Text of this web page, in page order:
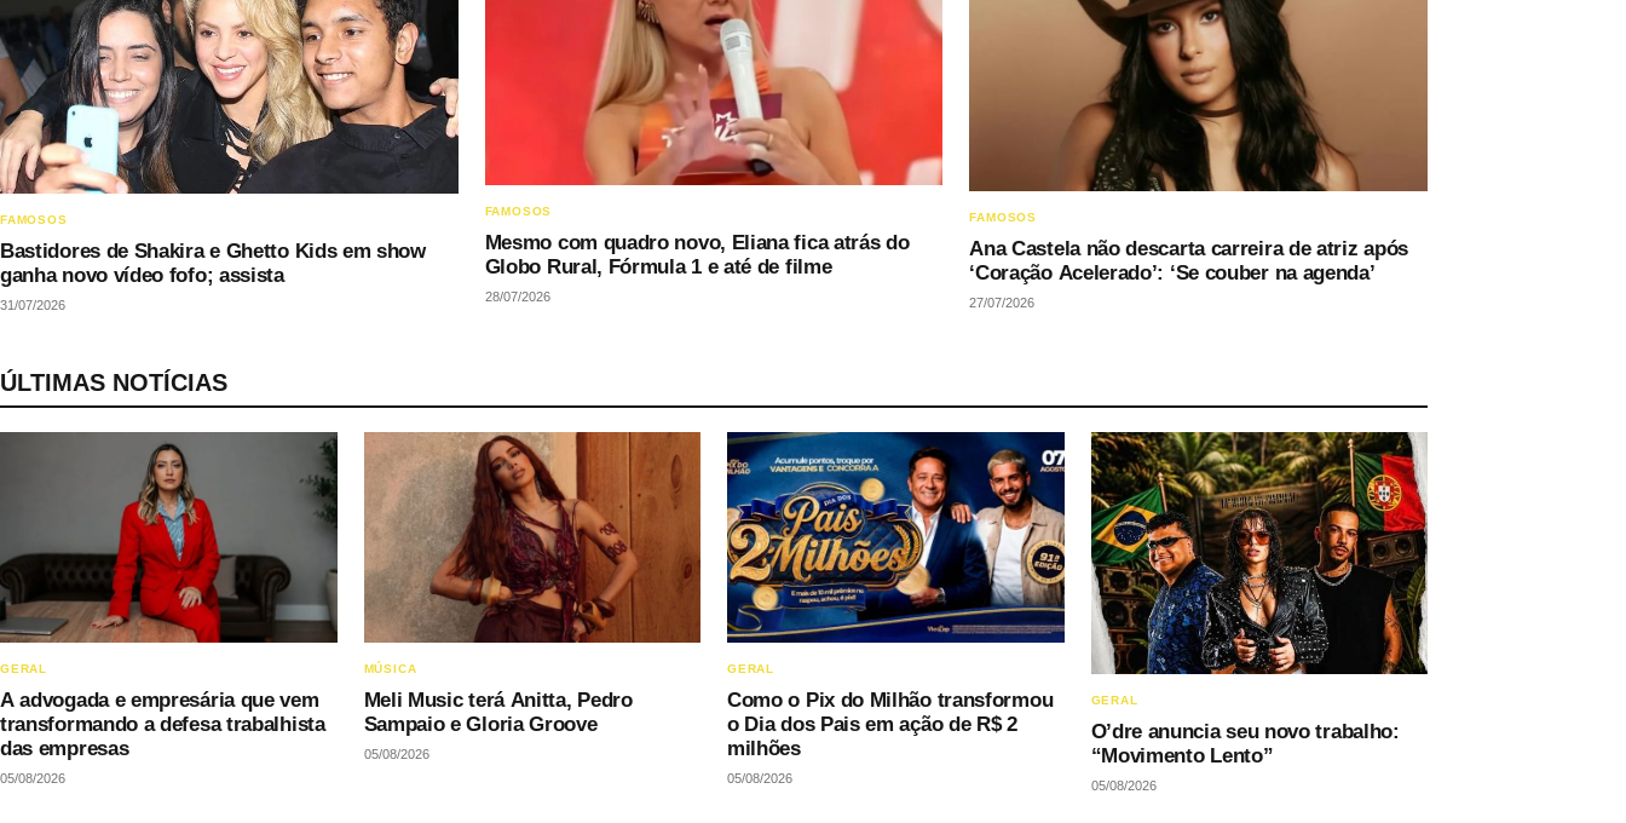
FAMOSOS
Bastidores de Shakira e Ghetto Kids em show
ganha novo vídeo fofo; assista
31/07/2026
FAMOSOS
Mesmo com quadro novo, Eliana fica atrás do
Globo Rural, Fórmula 1 e até de filme
28/07/2026
FAMOSOS
Ana Castela não descarta carreira de atriz após
‘Coração Acelerado’: ‘Se couber na agenda’
27/07/2026
ÚLTIMAS NOTÍCIAS
GERAL
A advogada e empresária que vem
transformando a defesa trabalhista
das empresas
05/08/2026
MÚSICA
Meli Music terá Anitta, Pedro
Sampaio e Gloria Groove
05/08/2026
GERAL
Como o Pix do Milhão transformou
o Dia dos Pais em ação de R$ 2
milhões
05/08/2026
GERAL
O’dre anuncia seu novo trabalho:
“Movimento Lento”
05/08/2026